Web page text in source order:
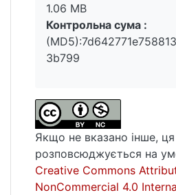
1.06 MB
Контрольна сума :
3b799
Якщо не вказано інше,
розповсюджується на
Creative Commons
NonCommercial 4.0